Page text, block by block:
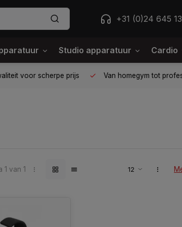
+31 (0)24 645
Studio apparatuur Cardio
voor scherpe prijs Van homegym tot
1 van 1